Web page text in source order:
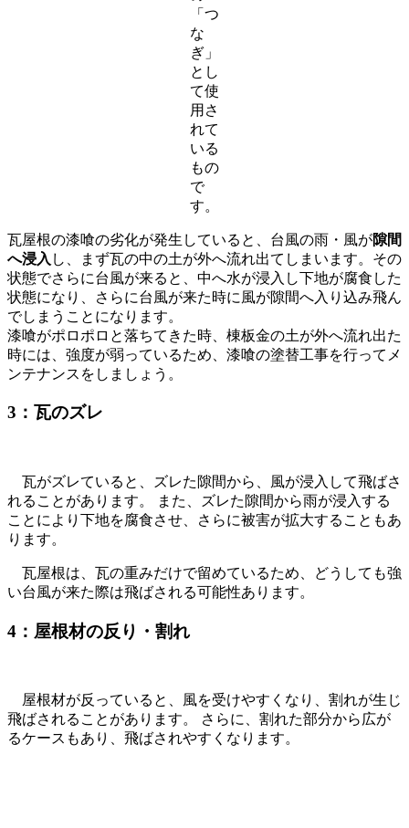
「つ
な
ぎ」
とし
て使
用さ
れて
いる
もの
で
す。
瓦屋根の漆喰の劣化が発生していると、台風の雨・風が隙間
へ浸入 し、まず瓦の中の土が外へ流れ出てしまいます。その
状態でさらに台風が来ると、中へ水が浸入し下地が腐食した
状態になり、さらに台風が来た時に風が隙間へ入り込み飛ん
でしまうことになります。
漆喰がポロポロと落ちてきた時、棟板金の土が外へ流れ出た
時には、強度が弱っているため、漆喰の塗替工事を行ってメ
ンテナンスをしましょう。
3： 瓦のズレ
瓦がズレていると、ズレた隙間から、風が浸入して飛ばさ
れることがあります。 また、ズレた隙間から雨が浸入する
ことにより下地を腐食させ、さらに被害が拡大することもあ
ります。
瓦屋根は、瓦の重みだけで留めているため、どうしても強
い台風が来た際は飛ばされる可能性あります。
4： 屋根材の反り・割れ
屋根材が反っていると、風を受けやすくなり、割れが生じ
飛ばされることがあります。 さらに、割れた部分から広が
るケースもあり、飛ばされやすくなります。